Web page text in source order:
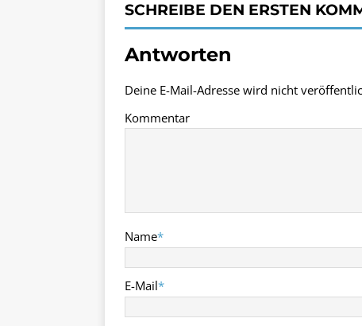
SCHREIBE DEN ERSTEN
Antworten
Deine E-Mail-Adresse wird nicht
Kommentar
Name*
E-Mail*